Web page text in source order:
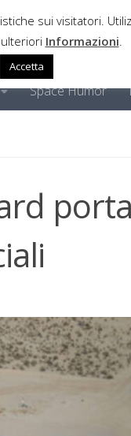
Space Humor
sui visitatori.
Informazioni
Accetta